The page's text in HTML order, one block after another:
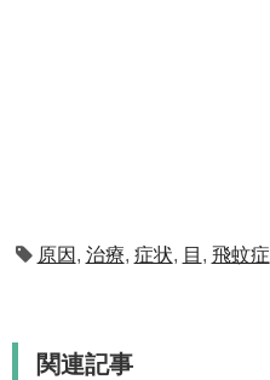
原因 , 治療, 症状, 目 , 飛蚊症
関連記事